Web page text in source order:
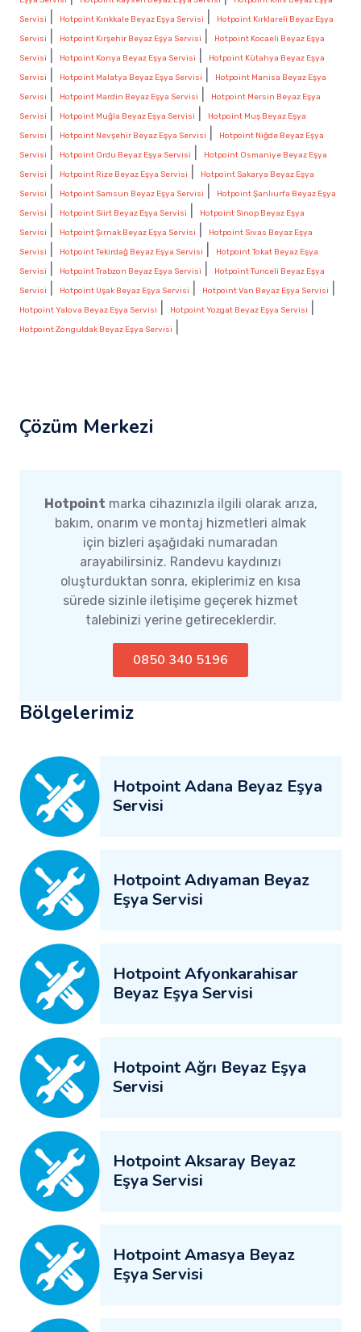
Servisi
Hotpoint Kırıkkale Beyaz Eşya Servisi
Hotpoint Kırklareli Beyaz Eşya
Servisi
Hotpoint Kırşehir Beyaz Eşya Servisi
Hotpoint Kocaeli Beyaz Eşya
Servisi
Hotpoint Konya Beyaz Eşya Servisi
Hotpoint Kütahya Beyaz Eşya
Servisi
Hotpoint Malatya Beyaz Eşya Servisi
Hotpoint Manisa Beyaz Eşya
Servisi
Hotpoint Mardin Beyaz Eşya Servisi
Hotpoint Mersin Beyaz Eşya
Servisi
Hotpoint Muğla Beyaz Eşya Servisi
Hotpoint Muş Beyaz Eşya
Servisi
Hotpoint Nevşehir Beyaz Eşya Servisi
Hotpoint Niğde Beyaz Eşya
Servisi
Hotpoint Ordu Beyaz Eşya Servisi
Hotpoint Osmaniye Beyaz Eşya
Servisi
Hotpoint Rize Beyaz Eşya Servisi
Hotpoint Sakarya Beyaz Eşya
Servisi
Hotpoint Samsun Beyaz Eşya Servisi
Hotpoint Şanlıurfa Beyaz Eşya
Servisi
Hotpoint Siirt Beyaz Eşya Servisi
Hotpoint Sinop Beyaz Eşya
Servisi
Hotpoint Şırnak Beyaz Eşya Servisi
Hotpoint Sivas Beyaz Eşya
Servisi
Hotpoint Tekirdağ Beyaz Eşya Servisi
Hotpoint Tokat Beyaz Eşya
Servisi
Hotpoint Trabzon Beyaz Eşya Servisi
Hotpoint Tunceli Beyaz Eşya
Servisi
Hotpoint Uşak Beyaz Eşya Servisi Hotpoint Van Beyaz Eşya Servisi
Hotpoint Yalova Beyaz Eşya Servisi Hotpoint Yozgat Beyaz Eşya Servisi
Hotpoint Zonguldak Beyaz Eşya Servisi
Çözüm Merkezi
Hotpoint marka cihazınızla ilgili olarak arıza,
bakım, onarım ve montaj hizmetleri almak
için bizleri aşağıdaki numaradan
arayabilirsiniz. Randevu kaydınızı
oluşturduktan sonra, ekiplerimiz en kısa
sürede sizinle iletişime geçerek hizmet
talebinizi yerine getireceklerdir.
0850 340 5196
Bölgelerimiz
Hotpoint Adana Beyaz Eşya
Servisi
Hotpoint Adıyaman Beyaz
Eşya Servisi
Hotpoint Afyonkarahisar
Beyaz Eşya Servisi
Hotpoint Ağrı Beyaz Eşya
Servisi
Hotpoint Aksaray Beyaz
Eşya Servisi
Hotpoint Amasya Beyaz
Eşya Servisi